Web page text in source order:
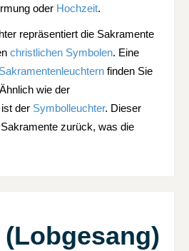
oder Hochzeit.
repräsentiert die Sakramente
christlichen Symbolen. Eine
Sakramentenleuchtern finden Sie
wie der
der Symbolleuchter. Dieser
zurück, was die